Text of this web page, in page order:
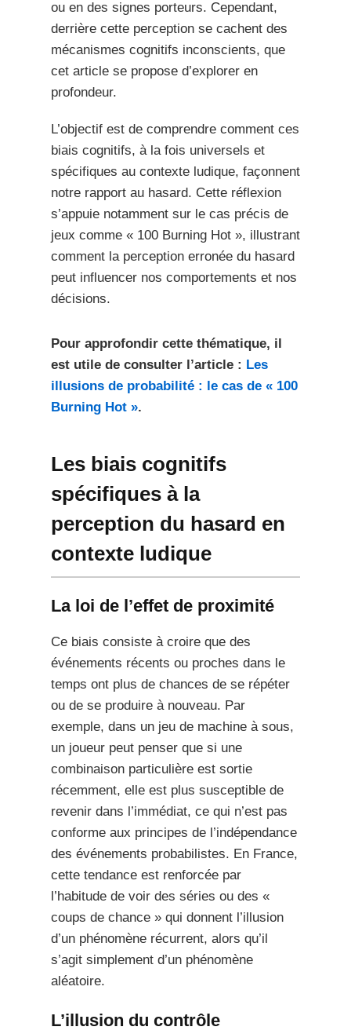
ou en des signes porteurs. Cependant,
derrière cette perception se cachent des
mécanismes cognitifs inconscients, que
cet article se propose d’explorer en
profondeur.
L’objectif est de comprendre comment ces
biais cognitifs, à la fois universels et
spécifiques au contexte ludique, façonnent
notre rapport au hasard. Cette réflexion
s’appuie notamment sur le cas précis de
jeux comme « 100 Burning Hot », illustrant
comment la perception erronée du hasard
peut influencer nos comportements et nos
décisions.
Pour approfondir cette thématique, il
est utile de consulter l’article : Les
illusions de probabilité : le cas de « 100
Burning Hot ».
Les biais cognitifs
spécifiques à la
perception du hasard en
contexte ludique
La loi de l’effet de proximité
Ce biais consiste à croire que des
événements récents ou proches dans le
temps ont plus de chances de se répéter
ou de se produire à nouveau. Par
exemple, dans un jeu de machine à sous,
un joueur peut penser que si une
combinaison particulière est sortie
récemment, elle est plus susceptible de
revenir dans l’immédiat, ce qui n’est pas
conforme aux principes de l’indépendance
des événements probabilistes. En France,
cette tendance est renforcée par
l’habitude de voir des séries ou des «
coups de chance » qui donnent l’illusion
d’un phénomène récurrent, alors qu’il
s’agit simplement d’un phénomène
aléatoire.
L’illusion du contrôle